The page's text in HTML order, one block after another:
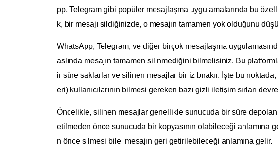
pp, Telegram gibi popüler mesajlaşma uygulamalarında bu
k, bir mesajı sildiğinizde, o mesajın tamamen yok olduğunu
WhatsApp, Telegram, ve diğer birçok mesajlaşma
aslında mesajın tamamen silinmediğini bilmelisiniz. Bu
ir süre saklarlar ve silinen mesajlar bir iz bırakır. İşte bu
eri) kullanıcılarının bilmesi gereken bazı gizli iletişim sırları
Öncelikle, silinen mesajlar genellikle sunucuda bir süre
etilmeden önce sunucuda bir kopyasının olabileceği anlamına
n önce silmesi bile, mesajın geri getirilebileceği anlamına gelir.